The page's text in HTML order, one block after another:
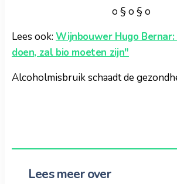
o § o § o
Lees ook: Wijnbouwer Hugo
doen, zal bio moeten zijn"
Alcoholmisbruik schaadt de
Lees meer over